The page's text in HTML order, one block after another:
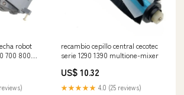
robot
700 800
recambio cepillo central cecotec
serie 1290 1390 multione-mixer
US$ 10.32
★★★★★ 4.0 (25 reviews)